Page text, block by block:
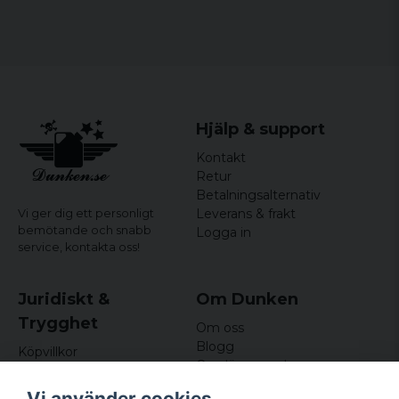
Vi ger dig ett personligt
bemötande och snabb
service, kontakta oss!
Hjälp & support
Kontakt
Retur
Betalningsalternativ
Leverans & frakt
Logga in
Juridiskt &
Trygghet
Köpvillkor
Om cookies
Om Dunken
Om oss
Blogg
Omdömen och